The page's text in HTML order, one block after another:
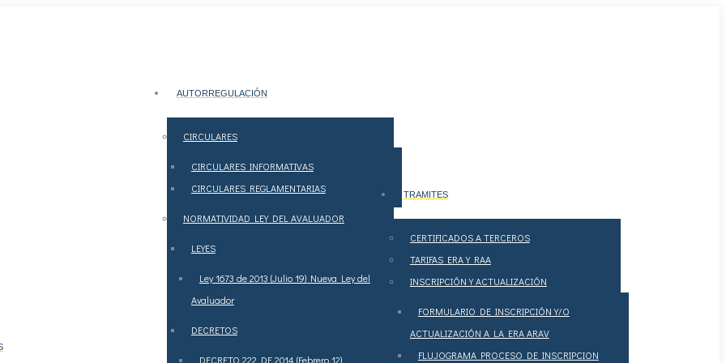
AUTORREGULACIÓN
CIRCULARES
CIRCULARES INFORMATIVAS
CIRCULARES REGLAMENTARIAS
NORMATIVIDAD LEY DEL AVALUADOR
LEYES
Ley 1673 de 2013 (Julio 19) Nueva Ley del
Avaluador
DECRETOS
DECRETO 222 DE 2014 (Febrero 12)
TRAMITES
CERTIFICADOS A TERCEROS
TARIFAS ERA Y RAA
INSCRIPCIÓN Y ACTUALIZACIÓN
FORMULARIO DE INSCRIPCIÓN Y/O
ACTUALIZACIÓN A LA ERA ARAV
FLUJOGRAMA PROCESO DE INSCRIPCION